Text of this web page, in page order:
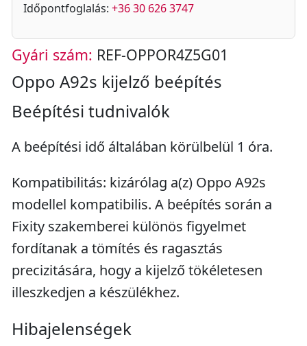
Időpontfoglalás: +36 30 626 3747
Gyári szám: REF-OPPOR4Z5G01
Oppo A92s kijelző beépítés
Beépítési tudnivalók
A beépítési idő általában körülbelül 1 óra.
Kompatibilitás: kizárólag a(z) Oppo A92s
modellel kompatibilis. A beépítés során a
Fixity szakemberei különös figyelmet
fordítanak a tömítés és ragasztás
precizitására, hogy a kijelző tökéletesen
illeszkedjen a készülékhez.
Hibajelenségek